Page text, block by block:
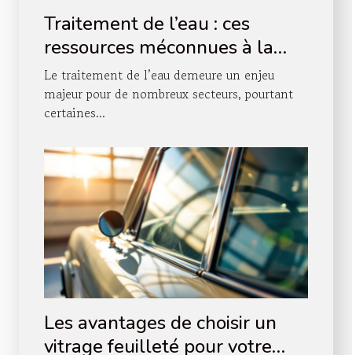
Traitement de l’eau : ces
ressources méconnues à la
portée des professionnels
Le traitement de l’eau demeure un enjeu
majeur pour de nombreux secteurs, pourtant
certaines...
Les avantages de choisir un
vitrage feuilleté pour votre